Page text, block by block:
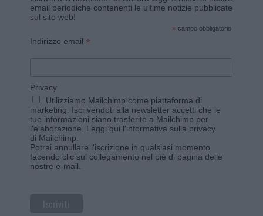
email periodiche contenenti le ultime notizie pubblicate
sul sito web!
* campo obbligatorio
Indirizzo email *
Privacy
Utilizziamo Mailchimp come piattaforma di
marketing. Iscrivendoti alla newsletter accetti che le
tue informazioni siano trasferite a Mailchimp per
l'elaborazione. Leggi qui l'informativa sulla privacy
di Mailchimp.
Potrai annullare l'iscrizione in qualsiasi momento
facendo clic sul collegamento nel piè di pagina delle
nostre e-mail.